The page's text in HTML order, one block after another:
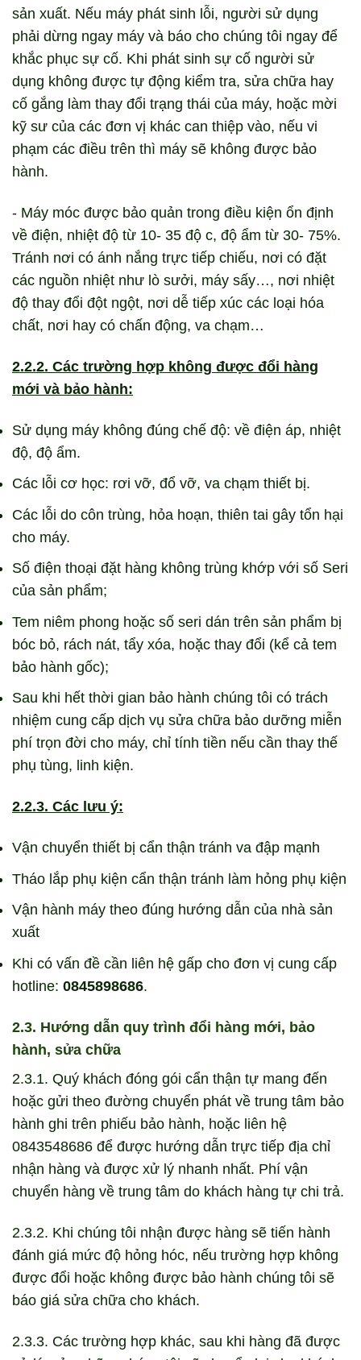
sản xuất. Nếu máy phát sinh lỗi, người sử dụng
phải dừng ngay máy và báo cho chúng tôi ngay để
khắc phục sự cố. Khi phát sinh sự cố người sử
dụng không được tự động kiểm tra, sửa chữa hay
cố gắng làm thay đổi trạng thái của máy, hoặc mời
kỹ sư của các đơn vị khác can thiệp vào, nếu vi
phạm các điều trên thì máy sẽ không được bảo
hành.
- Máy móc được bảo quản trong điều kiện ổn định
về điện, nhiệt độ từ 10- 35 độ c, độ ẩm từ 30- 75%.
Tránh nơi có ánh nắng trực tiếp chiếu, nơi có đặt
các nguồn nhiệt như lò sưởi, máy sấy…, nơi nhiệt
độ thay đổi đột ngột, nơi dễ tiếp xúc các loại hóa
chất, nơi hay có chấn động, va chạm…
2.2.2. Các trường hợp không được đổi hàng
mới và bảo hành:
Sử dụng máy không đúng chế độ: về điện áp, nhiệt
độ, độ ẩm.
Các lỗi cơ học: rơi vỡ, đổ vỡ, va chạm thiết bị.
Các lỗi do côn trùng, hỏa hoạn, thiên tai gây tổn hại
cho máy.
Số điện thoại đặt hàng không trùng khớp với số Seri
của sản phẩm;
Tem niêm phong hoặc số seri dán trên sản phẩm bị
bóc bỏ, rách nát, tẩy xóa, hoặc thay đổi (kể cả tem
bảo hành gốc);
Sau khi hết thời gian bảo hành chúng tôi có trách
nhiệm cung cấp dịch vụ sửa chữa bảo dưỡng miễn
phí trọn đời cho máy, chỉ tính tiền nếu cần thay thế
phụ tùng, linh kiện.
2.2.3. Các lưu ý:
Vận chuyển thiết bị cẩn thận tránh va đập mạnh
Tháo lắp phụ kiện cẩn thận tránh làm hỏng phụ kiện
Vận hành máy theo đúng hướng dẫn của nhà sản
xuất
Khi có vấn đề cần liên hệ gấp cho đơn vị cung cấp
hotline: 0845898686.
2.3. Hướng dẫn quy trình đổi hàng mới, bảo
hành, sửa chữa
2.3.1. Quý khách đóng gói cẩn thận tự mang đến
hoặc gửi theo đường chuyển phát về trung tâm bảo
hành ghi trên phiếu bảo hành, hoặc liên hệ
0843548686 để được hướng dẫn trực tiếp địa chỉ
nhận hàng và được xử lý nhanh nhất. Phí vận
chuyển hàng về trung tâm do khách hàng tự chi trả.
2.3.2. Khi chúng tôi nhận được hàng sẽ tiến hành
đánh giá mức độ hỏng hóc, nếu trường hợp không
được đổi hoặc không được bảo hành chúng tôi sẽ
báo giá sửa chữa cho khách.
2.3.3. Các trường hợp khác, sau khi hàng đã được